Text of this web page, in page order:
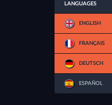
LANGUAGES
ENGLISH
FRANÇAIS
DEUTSCH
ESPAÑOL